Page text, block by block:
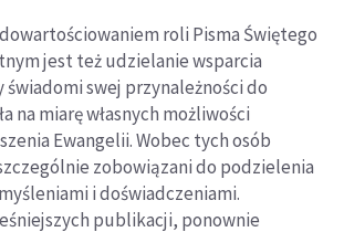
roli Pisma Świętego
jest też udzielanie wsparcia
swej przynależności do
na miarę własnych możliwości
Ewangelii. Wobec tych osób
zobowiązani do podzielenia
i doświadczeniami.
publikacji, ponownie